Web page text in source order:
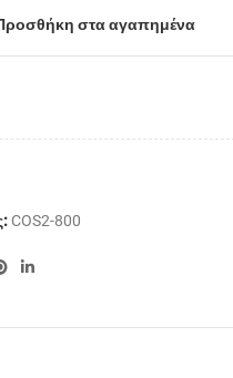
στα αγαπημένα
COS2-800